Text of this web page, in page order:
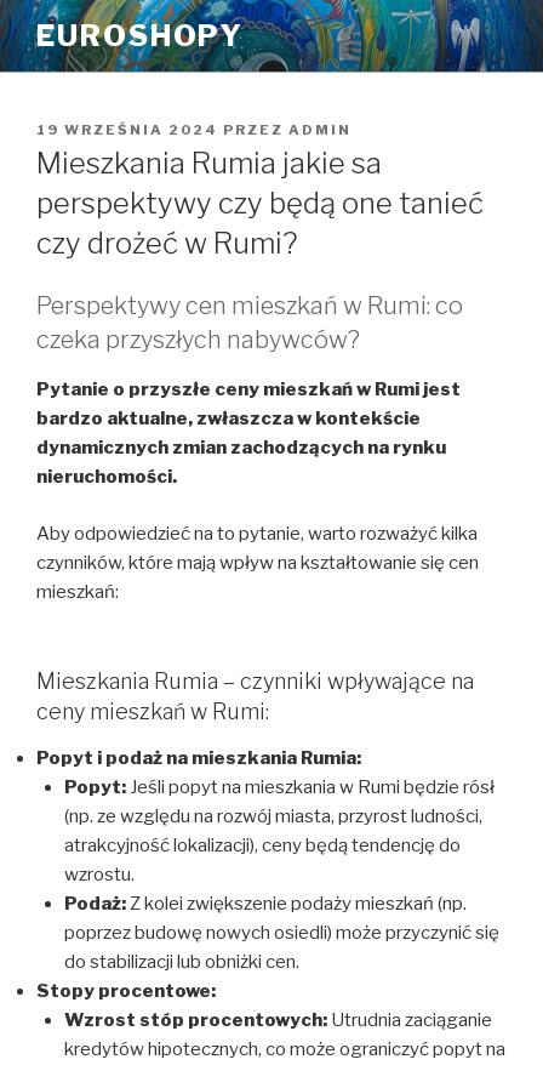
Przeskocz
do
treści
EUROSHOPY
OPUBLIKOWANE
W
19 WRZEŚNIA 2024 PRZEZ ADMIN
Mieszkania Rumia jakie sa
perspektywy czy będą one tanieć
czy drożeć w Rumi?
Perspektywy cen mieszkań w Rumi: co
czeka przyszłych nabywców?
Pytanie o przyszłe ceny mieszkań w Rumi jest
bardzo aktualne, zwłaszcza w kontekście
dynamicznych zmian zachodzących na rynku
nieruchomości.
Aby odpowiedzieć na to pytanie, warto rozważyć kilka
czynników, które mają wpływ na kształtowanie się cen
mieszkań:
Mieszkania Rumia – czynniki wpływające na
ceny mieszkań w Rumi:
Popyt i podaż na mieszkania Rumia:
Popyt:Jeśli popyt na mieszkania w Rumi będzie rósł
(np. ze względu na rozwój miasta, przyrost ludności,
atrakcyjność lokalizacji), ceny będą tendencję do
wzrostu.
Podaż:Z kolei zwiększenie podaży mieszkań (np.
poprzez budowę nowych osiedli) może przyczynić się
do stabilizacji lub obniżki cen.
Stopy procentowe:
Wzrost stóp procentowych:Utrudnia zaciąganie
kredytów hipotecznych, co może ograniczyć popyt na